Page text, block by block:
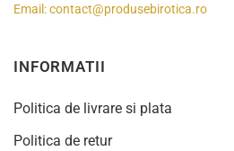
Email:contact@produsebirotica.ro
INFORMATII
Politica de livrare si plata
Politica de retur